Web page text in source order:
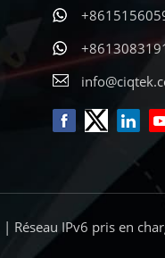
| Réseau IPv6 pris en